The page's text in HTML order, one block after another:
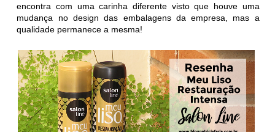
encontra com uma carinha diferente visto que houve uma
mudança no design das embalagens da empresa, mas a
qualidade permanece a mesma!